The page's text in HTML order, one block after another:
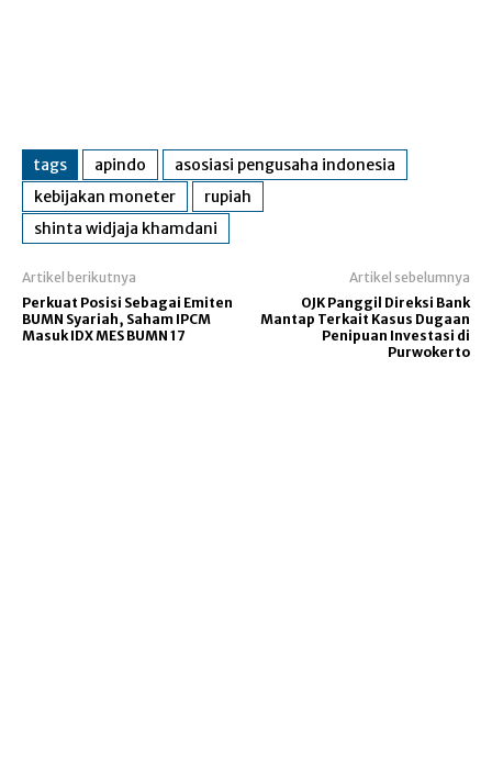
tags apindo
asosiasi pengusaha indonesia
kebijakan moneter
rupiah
shinta widjaja khamdani
Artikel berikutnya
Perkuat Posisi Sebagai Emiten
BUMN Syariah, Saham IPCM
Masuk IDX MES BUMN 17
Artikel sebelumnya
OJK Panggil Direksi Bank
Mantap Terkait Kasus Dugaan
Penipuan Investasi di
Purwokerto